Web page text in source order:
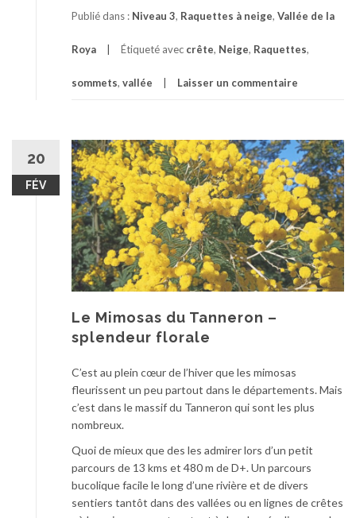
Publié dans : Niveau 3, Raquettes à neige, Vallée de la
Roya Étiqueté avec crête, Neige, Raquettes,
sommets, vallée Laisser un commentaire
20
FÉV
Le Mimosas du Tanneron –
splendeur florale
C’est au plein cœur de l’hiver que les mimosas
fleurissent un peu partout dans le départements. Mais
c’est dans le massif du Tanneron qui sont les plus
nombreux.
Quoi de mieux que des les admirer lors d’un petit
parcours de 13 kms et 480 m de D+. Un parcours
bucolique facile le long d’une rivière et de divers
sentiers tantôt dans des vallées ou en lignes de crêtes